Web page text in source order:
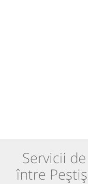
Servicii
între